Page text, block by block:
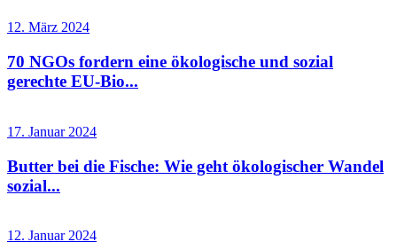
12. März 2024
70 NGOs fordern eine ökologische und sozial
gerechte EU-Bio...
17. Januar 2024
Butter bei die Fische: Wie geht ökologischer Wandel
sozial...
12. Januar 2024